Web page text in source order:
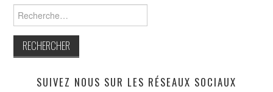
SUIVEZ NOUS SUR LES RÉSEAUX SOCIAUX